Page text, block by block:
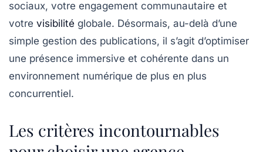
sociaux, votre engagement communautaire et
votre visibilité globale. Désormais, au-delà d’une
simple gestion des publications, il s’agit d’optimiser
une présence immersive et cohérente dans un
environnement numérique de plus en plus
concurrentiel.
Les critères incontournables